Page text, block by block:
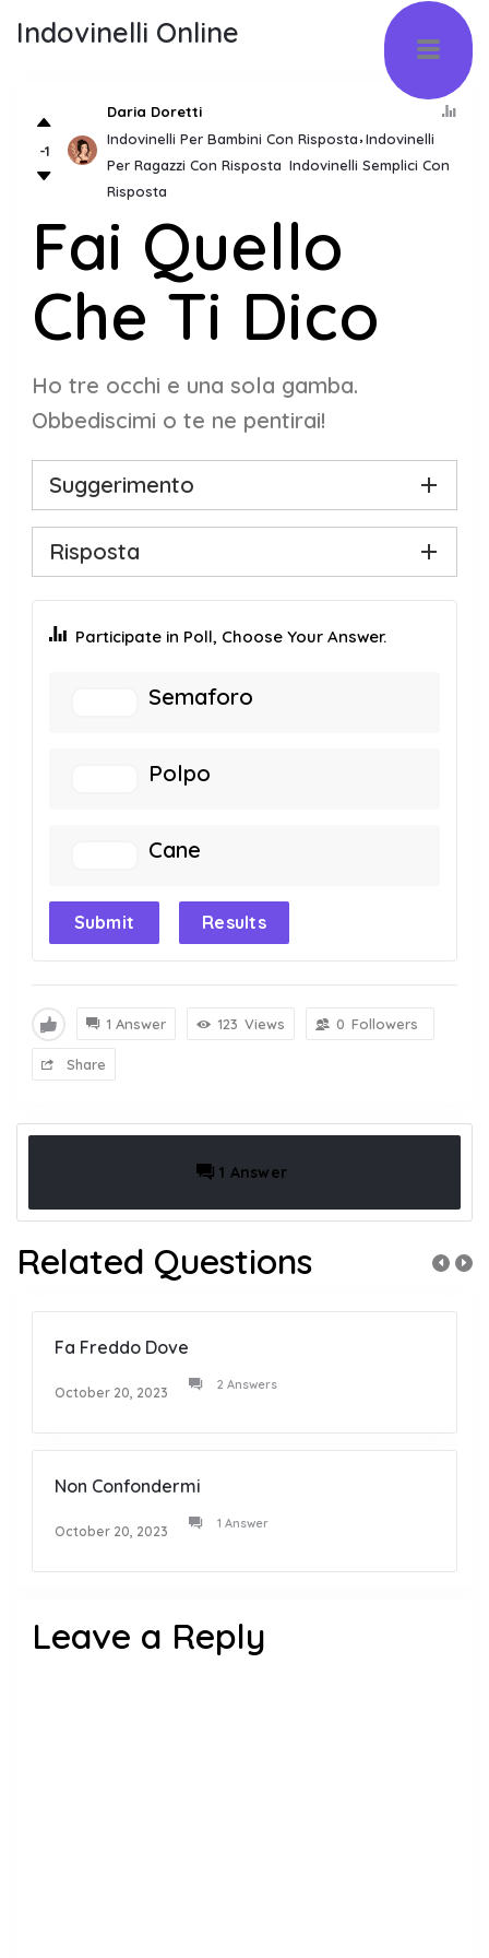
Indovinelli Online
-1
Daria Doretti
Indovinelli Per Bambini Con Risposta Indovinelli
Per Ragazzi Con Risposta Indovinelli Semplici Con
Risposta
Fai Quello
Che Ti Dico
Ho tre occhi e una sola gamba.
Obbediscimi o te ne pentirai!
Suggerimento
Risposta
Participate in Poll, Choose Your Answer.
Semaforo
Polpo
Cane
Submit Results
1 Answer 123 Views 0 Followers
Share
1 Answer
Related Questions
Fa Freddo Dove
October 20, 2023 2 Answers
Non Confondermi
October 20, 2023 1 Answer
Leave a Reply